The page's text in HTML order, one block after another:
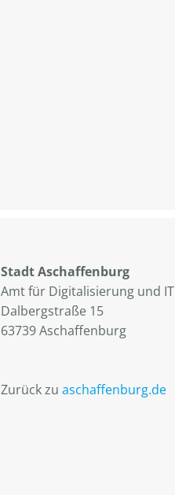
Stadt Aschaffenburg
Amt für Digitalisierung und IT
Dalbergstraße 15
63739 Aschaffenburg
Zurück zuaschaffenburg.de